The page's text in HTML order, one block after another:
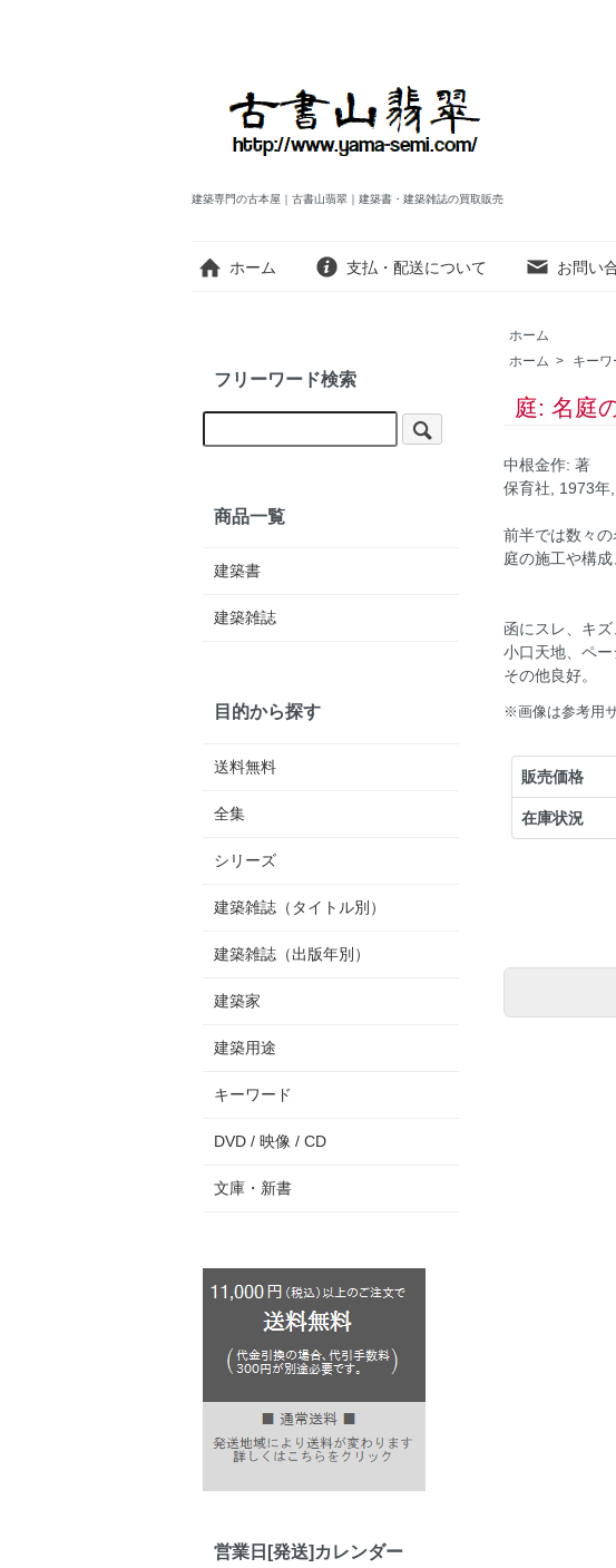
建築専門の古本屋｜古書山翡翠｜建築書・建築雑誌の買取販売
ホーム 支払・配送について お問い
ホーム
ホーム > キーワ
庭: 名庭
中根金作: 著
保育社, 1973
前半では数々
庭の施工や構
函にスレ、キズ
小口天地、ペー
その他良好。
※画像は参考用
販売価格
在庫状況
フリーワード検索
商品一覧
建築書
建築雑誌
目的から探す
送料無料
全集
シリーズ
建築雑誌（タイトル別）
建築雑誌（出版年別）
建築家
建築用途
キーワード
DVD / 映像 / CD
文庫・新書
営業日[発送]カレンダー